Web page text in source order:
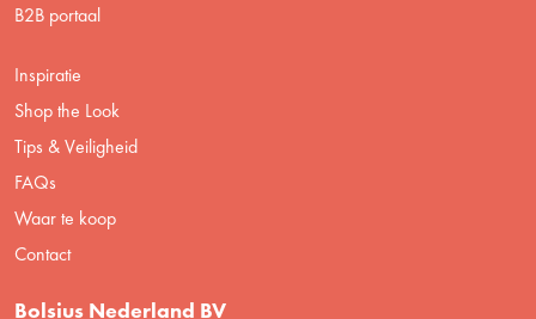
B2B portaal
Inspiratie
Shop the Look
Tips & Veiligheid
FAQs
Waar te koop
Contact
Bolsius Nederland BV